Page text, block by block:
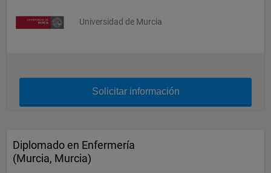
Universidad de Murcia
Solicitar información
Diplomado en Enfermería
(Murcia, Murcia)